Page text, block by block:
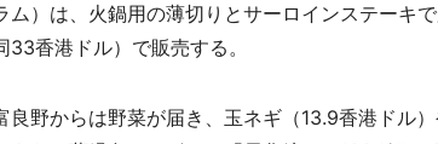
ム）は、火鍋用の薄切りとサーロインステーキ
33香港ドル）で販売する。
野からは野菜が届き、玉ネギ（13.9香港ドル